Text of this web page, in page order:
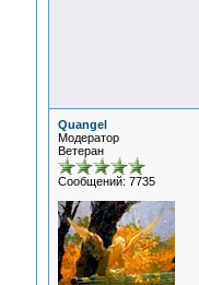
Quangel
Модератор
Ветеран
Сообщений: 7735